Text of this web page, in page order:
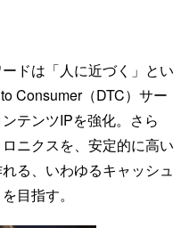
ドは「人に近づく」とい
Consumer（DTC）サー
テンツIPを強化。さら
ニクスを、安定的に高い
る、いわゆるキャッシュ
目指す。